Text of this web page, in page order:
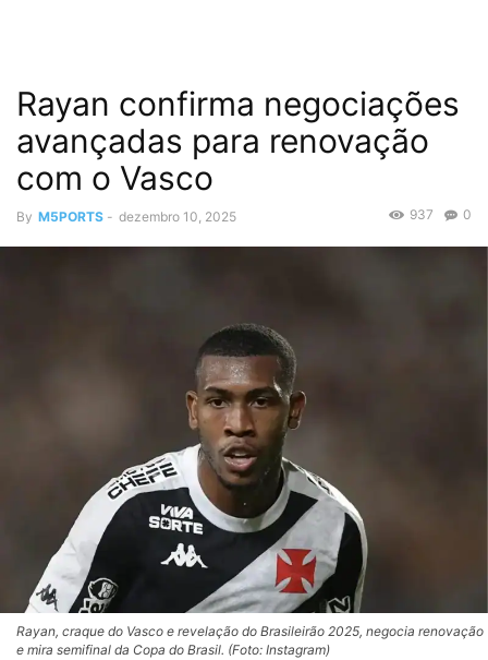
Rayan confirma negociações
avançadas para renovação
com o Vasco
By M5PORTS - dezembro 10, 2025 0
937
Rayan, craque do Vasco e revelação do Brasileirão 2025, negocia renovação
e mira semifinal da Copa do Brasil. (Foto: Instagram)